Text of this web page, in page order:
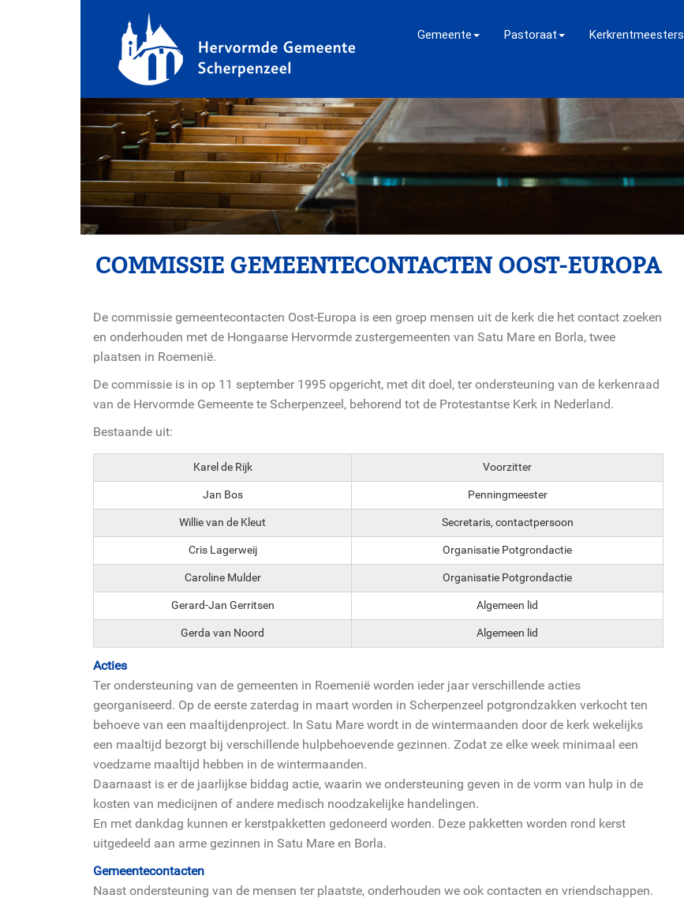
Gemeente Pastoraat Kerkrentmeesters
COMMISSIE GEMEENTECONTACTEN OOST-EUROPA
De commissie gemeentecontacten Oost-Europa is een groep mensen uit de kerk die het contact zoeken
en onderhouden met de Hongaarse Hervormde zustergemeenten van Satu Mare en Borla, twee
plaatsen in Roemenië.
De commissie is in op 11 september 1995 opgericht, met dit doel, ter ondersteuning van de kerkenraad
van de Hervormde Gemeente te Scherpenzeel, behorend tot de Protestantse Kerk in Nederland.
Bestaande uit:
Karel de Rijk Voorzitter
Jan Bos Penningmeester
Willie van de Kleut Secretaris, contactpersoon
Cris Lagerweij Organisatie Potgrondactie
Caroline Mulder Organisatie Potgrondactie
Gerard-Jan Gerritsen Algemeen lid
Gerda van Noord Algemeen lid
Acties
Ter ondersteuning van de gemeenten in Roemenië worden ieder jaar verschillende acties
georganiseerd. Op de eerste zaterdag in maart worden in Scherpenzeel potgrondzakken verkocht ten
behoeve van een maaltijdenproject. In Satu Mare wordt in de wintermaanden door de kerk wekelijks
een maaltijd bezorgt bij verschillende hulpbehoevende gezinnen. Zodat ze elke week minimaal een
voedzame maaltijd hebben in de wintermaanden.
Daarnaast is er de jaarlijkse biddag actie, waarin we ondersteuning geven in de vorm van hulp in de
kosten van medicijnen of andere medisch noodzakelijke handelingen.
En met dankdag kunnen er kerstpakketten gedoneerd worden. Deze pakketten worden rond kerst
uitgedeeld aan arme gezinnen in Satu Mare en Borla.
Gemeentecontacten
Naast ondersteuning van de mensen ter plaatste, onderhouden we ook contacten en vriendschappen.